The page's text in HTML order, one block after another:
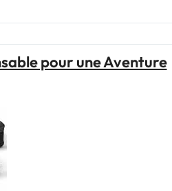
pour une Aventure